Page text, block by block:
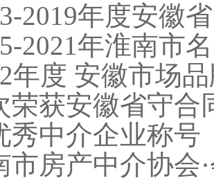
年度安徽
年淮南市
度 安徽市场品
获安徽省守合
秀中介企业称号
房产中介协会·